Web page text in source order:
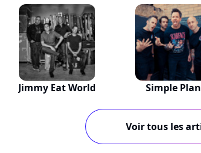
Jimmy Eat World Simple Plan
Voir tous les